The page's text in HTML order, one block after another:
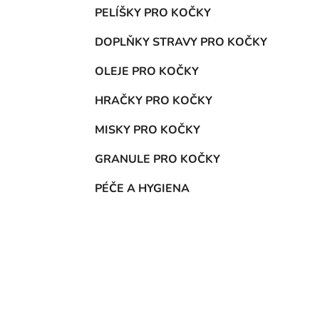
PELÍŠKY PRO KOČKY
DOPLŇKY STRAVY PRO KOČKY
OLEJE PRO KOČKY
HRAČKY PRO KOČKY
MISKY PRO KOČKY
GRANULE PRO KOČKY
PÉČE A HYGIENA